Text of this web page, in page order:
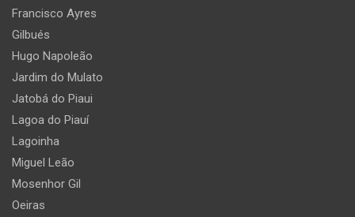
Francisco Ayres
Gilbués
Hugo Napoleão
Jardim do Mulato
Jatobá do Piaui
Lagoa do Piauí
Lagoinha
Miguel Leão
Mosenhor Gil
Oeiras